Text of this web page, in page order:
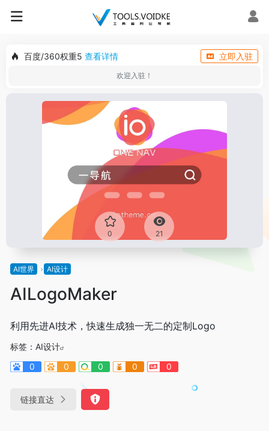
百度/360权重5 查看详情 立即入驻
欢迎入驻！
0 21
AI世界 AI设计
AILogoMaker
利用先进AI技术，快速生成独一无二的定制Logo
标签： AI设计
0
0 0 0 0
链接直达